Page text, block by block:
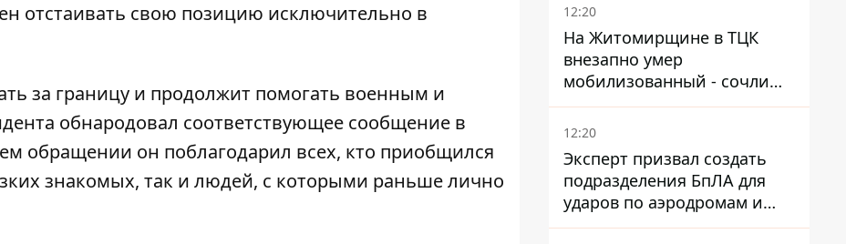
отстаивать свою позицию исключительно в
за границу и продолжит помогать военным и
обнародовал соответствующее сообщение в
обращении он поблагодарил всех, кто приобщился
знакомых, так и людей, с которыми раньше лично
12:20
На Житомирщине в ТЦК
внезапно умер
мобилизованный - сочли
годным и сразу
остановилось сердце
12:20
Эксперт призвал создать
подразделения БпЛА для
ударов по аэродромам и
составам КАБ врага